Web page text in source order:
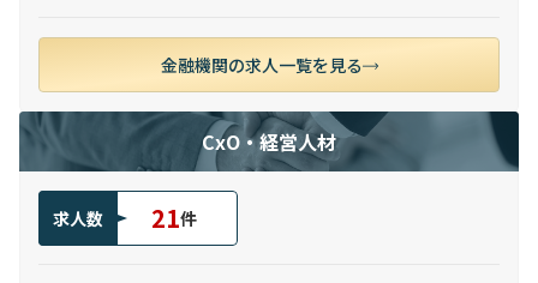
金融機関の求人一覧を見る
CxO・経営人材
求人数 21件